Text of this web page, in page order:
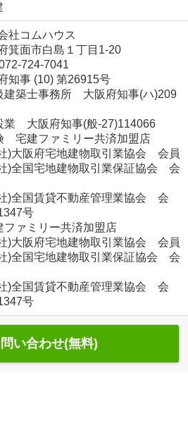
社コムハウス
箕面市白島１丁目1-20
724-7041
知事 (10) 第26915号
建築士事務所 大阪府知事(ハ)209
業 大阪府知事(般‐27)114066
宅建ファミリー共済加盟店
)大阪府宅地建物取引業協会 会員
)全国宅地建物取引業保証協会 会
)全国賃貸不動産管理業協会 会
号
ファミリー共済加盟店
)大阪府宅地建物取引業協会 会員
)全国宅地建物取引業保証協会 会
)全国賃貸不動産管理業協会 会
号
い合わせ(無料)